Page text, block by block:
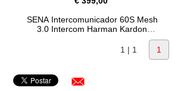
SENA Intercomunicador 60S Mesh
3.0 Intercom Harman Kardon
1 | 1 1